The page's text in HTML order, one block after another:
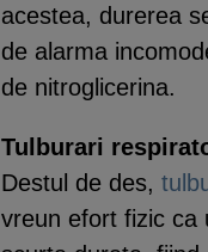
acestea, durerea
de alarma
de nitroglicerina.
Tulburari
Destul de des,
vreun efort fizic ca